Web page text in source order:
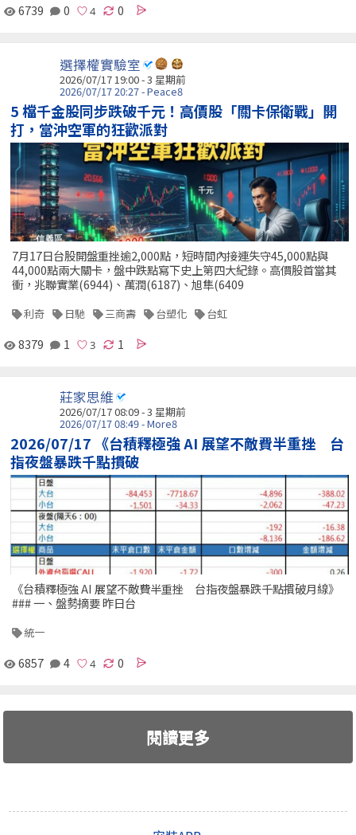
6739 0 0
選擇權實驗室
2026/07/17 19:00 - 3 星期前
2026/07/17 20:27 - Peace8
5 檔千金股同步跌破千元！高價股「關卡保衛戰」開
打，當沖空軍的狂歡派對
7月17日台股開盤重挫逾2,000點，短時間內接連失守45,000點與
44,000點兩大關卡，盤中跌點寫下史上第四大紀錄。高價股首當其
衝，兆聯實業(6944)、萬潤(6187)、旭隼(6409
利奇 日馳 三商壽 台塑化 台虹
8379 1 1
莊家思維
2026/07/17 08:09 - 3 星期前
2026/07/17 08:49 - More8
2026/07/17 《台積釋極強 AI 展望不敵費半重挫 台
指夜盤暴跌千點摜破
《台積釋極強 AI 展望不敵費半重挫 台指夜盤暴跌千點摜破月線》
### 一、盤勢摘要 昨日台
統一
6857 4 0
閱讀更多